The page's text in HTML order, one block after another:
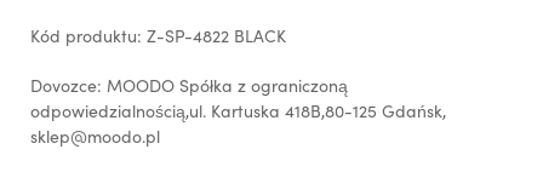
Kód produktu: Z-SP-4822 BLACK
Dovozce: MOODO Spółka z ograniczoną
odpowiedzialnością,ul. Kartuska 418B,80-125 Gdańsk,
sklep@moodo.pl